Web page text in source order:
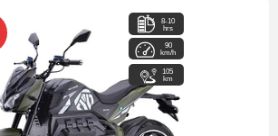
8-10
hrs
90
km/h
105
km